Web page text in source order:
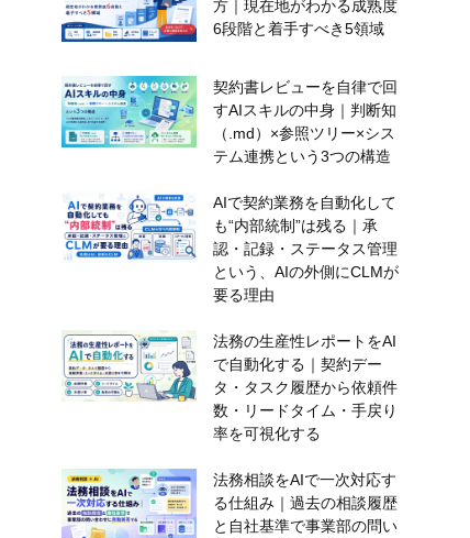
方｜現在地がわかる成熟度
6段階と着手すべき5領域
契約書レビューを自律で回
すAIスキルの中身｜判断知
（.md）×参照ツリー×シス
テム連携という3つの構造
AIで契約業務を自動化して
も“内部統制”は残る｜承
認・記録・ステータス管理
という、AIの外側にCLMが
要る理由
法務の生産性レポートをAI
で自動化する｜契約デー
タ・タスク履歴から依頼件
数・リードタイム・手戻り
率を可視化する
法務相談をAIで一次対応す
る仕組み｜過去の相談履歴
と自社基準で事業部の問い